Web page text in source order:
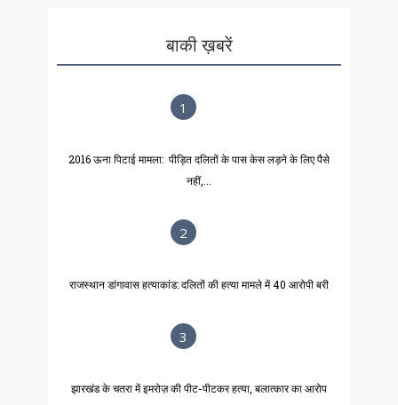
बाकी ख़बरें
1
2016 ऊना पिटाई मामला: पीड़ित दलितों के पास केस लड़ने के लिए पैसे
नहीं,...
2
राजस्थान डांगावास हत्याकांड: दलितों की हत्या मामले में 40 आरोपी बरी
3
झारखंड के चतरा में इमरोज़ की पीट-पीटकर हत्या, बलात्कार का आरोप